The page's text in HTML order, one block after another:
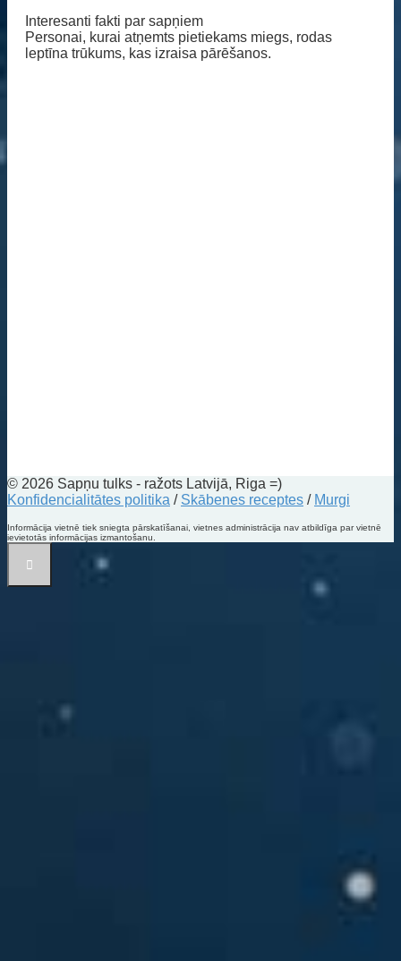
Interesanti fakti par sapņiem
Personai, kurai atņemts pietiekams miegs, rodas
leptīna trūkums, kas izraisa pārēšanos.
© 2026 Sapņu tulks - ražots Latvijā, Riga =)
Konfidencialitātes politika / Skābenes receptes / Murgi
Informācija vietnē tiek sniegta pārskatīšanai, vietnes administrācija nav atbildīga par vietnē
ievietotās informācijas izmantošanu.